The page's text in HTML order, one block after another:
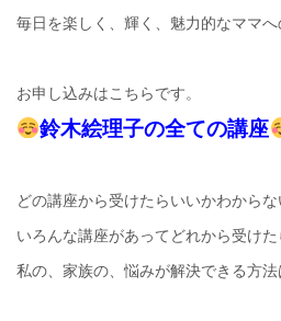
毎日を楽しく、輝く、魅力的なママ
お申し込みはこちらです。
鈴木絵理子の全ての講座
どの講座から受けたらいいかわからな
いろんな講座があってどれから受け
私の、家族の、悩みが解決できる方